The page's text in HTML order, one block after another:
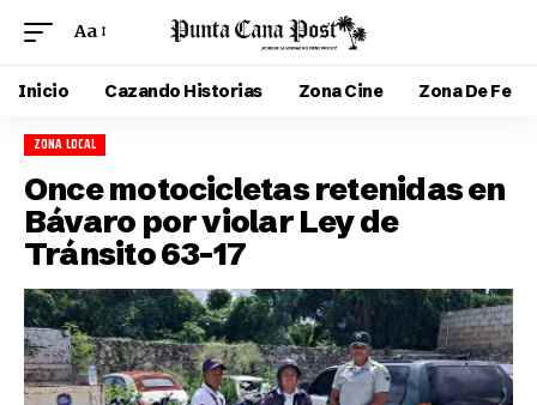
Aa
Inicio Cazando Historias Zona Cine Zona De Fe
ZONA LOCAL
Once motocicletas retenidas en
Bávaro por violar Ley de
Tránsito 63-17